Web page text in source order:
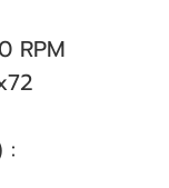
RPM
: